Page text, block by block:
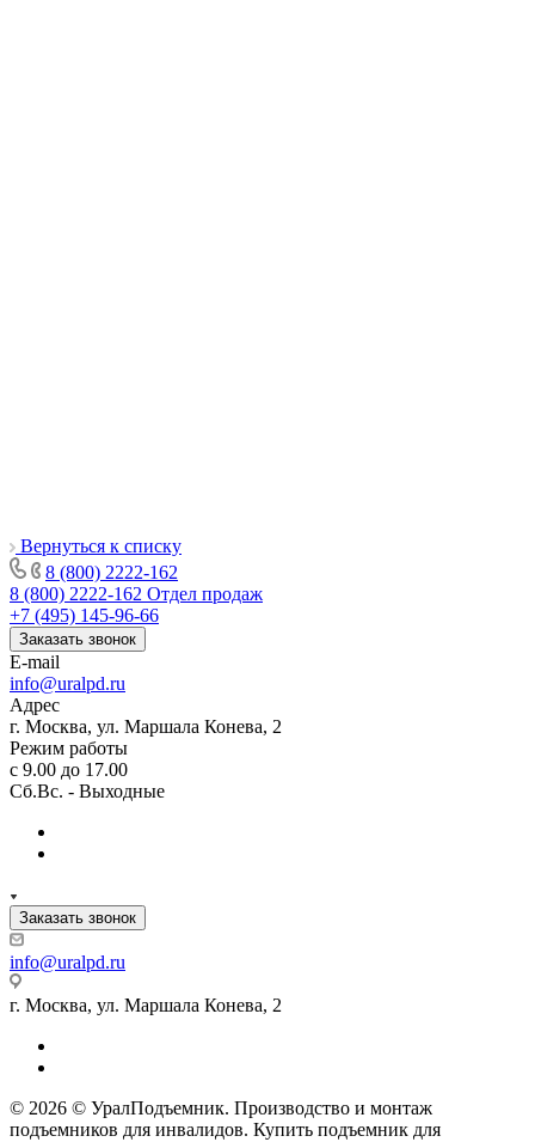
Вернуться к списку
8 (800) 2222-162
8 (800) 2222-162 Отдел продаж
+7 (495) 145-96-66
Заказать звонок
E-mail
info@uralpd.ru
Адрес
г. Москва, ул. Маршала Конева, 2
Режим работы
с 9.00 до 17.00
Сб.Вс. - Выходные
Заказать звонок
info@uralpd.ru
г. Москва, ул. Маршала Конева, 2
© 2026 © УралПодъемник. Производство и монтаж
подъемников для инвалидов. Купить подъемник для